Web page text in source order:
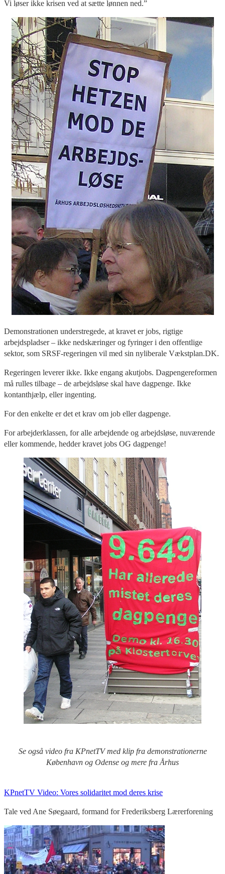
Vi løser ikke krisen ved at sætte lønnen ned.”
Demonstrationen understregede, at kravet er jobs, rigtige
arbejdspladser – ikke nedskæringer og fyringer i den offentlige
sektor, som SRSF-regeringen vil med sin nyliberale Vækstplan.DK.
Regeringen leverer ikke. Ikke engang akutjobs. Dagpengereformen
må rulles tilbage – de arbejdsløse skal have dagpenge. Ikke
kontanthjælp, eller ingenting.
For den enkelte er det et krav om job eller dagpenge.
For arbejderklassen, for alle arbejdende og arbejdsløse, nuværende
eller kommende, hedder kravet jobs OG dagpenge!
Se også video fra KPnetTV med klip fra demonstrationerne
København og Odense og mere fra Århus
KPnetTV Video: Vores solidaritet mod deres krise
Tale ved Ane Søegaard, formand for Frederiksberg Lærerforening